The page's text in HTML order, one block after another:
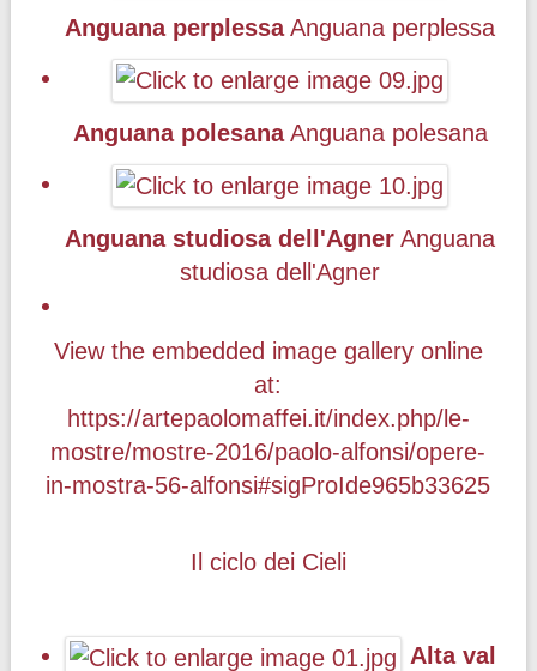
Anguana perplessa Anguana perplessa
Anguana polesana Anguana polesana
Anguana studiosa dell'Agner Anguana
studiosa dell'Agner
View the embedded image gallery online
at:
https://artepaolomaffei.it/index.php/le-
mostre/mostre-2016/paolo-alfonsi/opere-
in-mostra-56-alfonsi#sigProIde965b33625
Il ciclo dei Cieli
Alta val